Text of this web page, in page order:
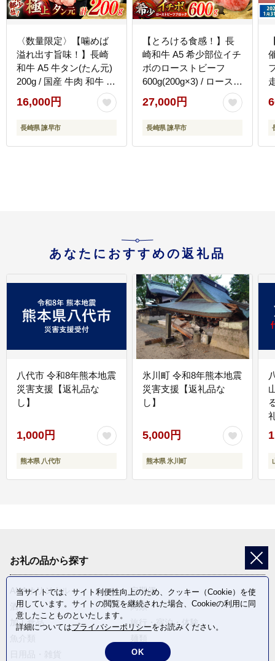
〈数量限定〉【噛めば
溢れ出す旨味！】長崎
和牛 A5 牛タン(たん元)
200g / 国産 牛肉 和牛 牛
たん ぎゅうたん ギュウ
タン タン たん たん元 /
諫早市 / 野中精肉店
16,000円
長崎県 諫早市
【とろける食感！】長
崎和牛 A5 希少部位イチ
ボのローストビーフ
600g(200g×3) / ロースト
ビーフ 牛肉 国産 ろーす
とびーふ ブロック いち
ぼ / 諫早市 / 野中精肉店
27,000円
長崎県 諫早市
あなたにおすすめの返礼品
八代市 令和8年熊本地震
災害支援【返礼品な
し】
1,000円
熊本県 八代市
氷川町 令和8年熊本地震
災害支援【返礼品な
し】
5,000円
熊本県 氷川町
お礼の品から探す
ANAオリジナル
定期便
酒
肉類
加工食品
旅行・宿泊・体験
野菜
当サイトでは、サイト利便性向上のため、クッキー（Cookie）を使
用しています。サイトの閲覧を継続された場合、Cookieの利用に同
意したことものといたします。
詳細についてはプライバシーポリシーをお読みください。
OK